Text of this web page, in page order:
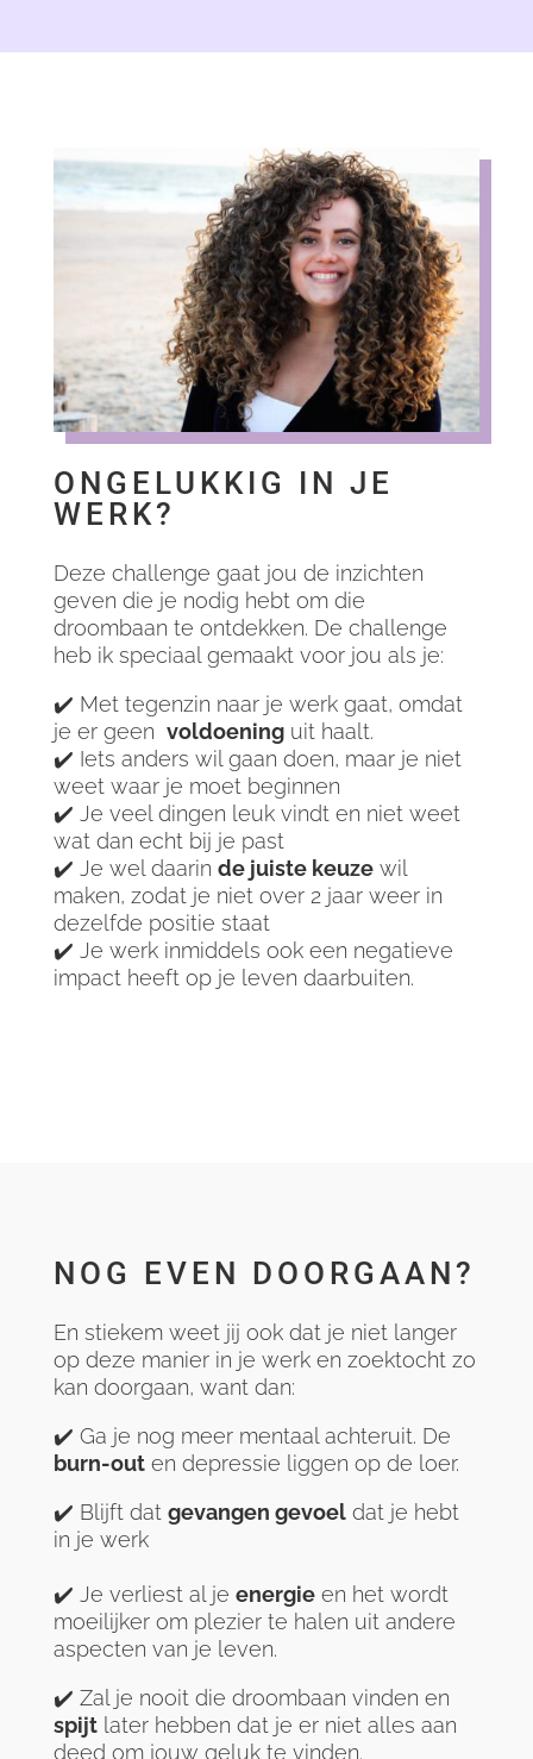
ONGELUKKIG IN JE
WERK?
Deze challenge gaat jou de inzichten
geven die je nodig hebt om die
droombaan te ontdekken. De challenge
heb ik speciaal gemaakt voor jou als je:
✔️ Met tegenzin naar je werk gaat, omdat
je er geen voldoeninguit haalt.
✔️ Iets anders wil gaan doen, maar je niet
weet waar je moet beginnen
✔️ Je veel dingen leuk vindt en niet weet
wat dan echt bij je past
✔️ Je wel daarin de juiste keuzewil
maken, zodat je niet over 2 jaar weer in
dezelfde positie staat
✔️ Je werk inmiddels ook een negatieve
impact heeft op je leven daarbuiten.
NOG EVEN DOORGAAN?
En stiekem weet jij ook dat je niet langer
op deze manier in je werk en zoektocht zo
kan doorgaan, want dan:
✔️ Ga je nog meer mentaal achteruit. De
burn-outen depressie liggen op de loer.
✔️ Blijft dat gevangen gevoeldat je hebt
in je werk
✔️ Je verliest al je energieen het wordt
moeilijker om plezier te halen uit andere
aspecten van je leven.
✔️ Zal je nooit die droombaan vinden en
spijtlater hebben dat je er niet alles aan
deed om jouw geluk te vinden.